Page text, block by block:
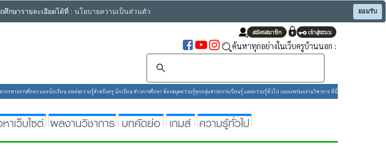
กษารายละเอียดได้ที่ : นโยบายความเป็นส่วนตัว ยอมรับ
ค้นหาทุกอย่างในเว็บครูบ้านนอก :
กรทางการศึกษา และนักเรียน แหล่งความรู้สำหรับครู นักเรียน ข่าวการศึกษา ห้องสมุดความรู้ทุกกลุ่มสาระการเรียนรู้ และความรู้ทั่วไป เผยแพร่ผลงานวิชาการ ที่นี่